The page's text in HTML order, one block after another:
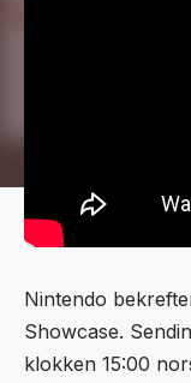
Nintendo
Showcase.
klokken 15:00